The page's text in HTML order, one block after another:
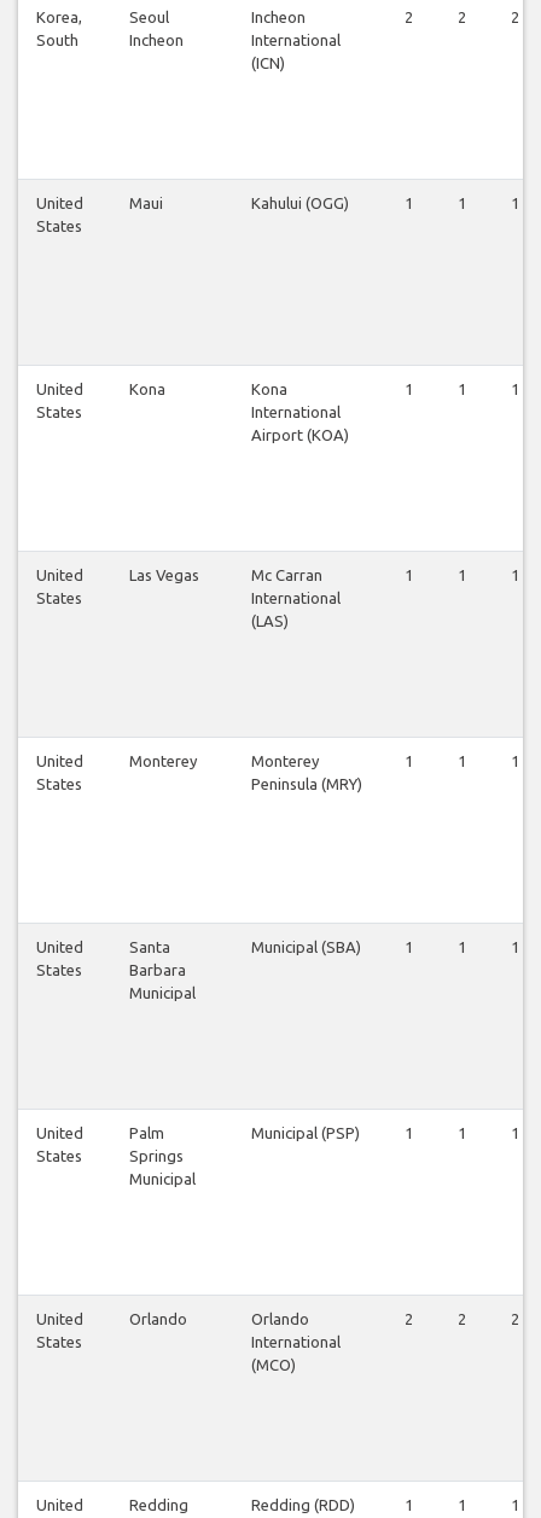
Korea,
South
Seoul
Incheon
Incheon
International
(ICN)
2 2 2
United
States
Maui Kahului (OGG) 1 1 1
United
States
Kona
Kona
International
Airport (KOA)
1 1 1
United
States
Las Vegas
Mc Carran
International
(LAS)
1 1 1
United
States
Monterey
Monterey
Peninsula (MRY)
1 1 1
United
States
Santa
Barbara
Municipal
Municipal (SBA) 1 1 1
United
States
Palm
Springs
Municipal
Municipal (PSP) 1 1 1
United
States
Orlando
Orlando
International
(MCO)
2 2 2
United Redding Redding (RDD) 1 1 1